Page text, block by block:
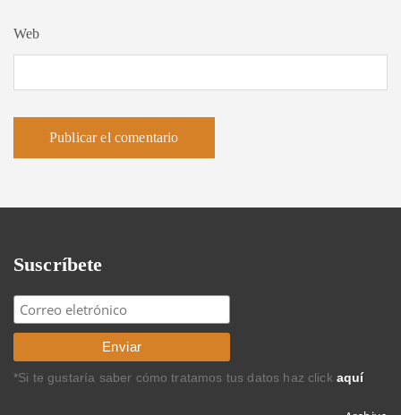
Web
Suscríbete
*Si te gustaría saber cómo tratamos tus datos haz click aquí